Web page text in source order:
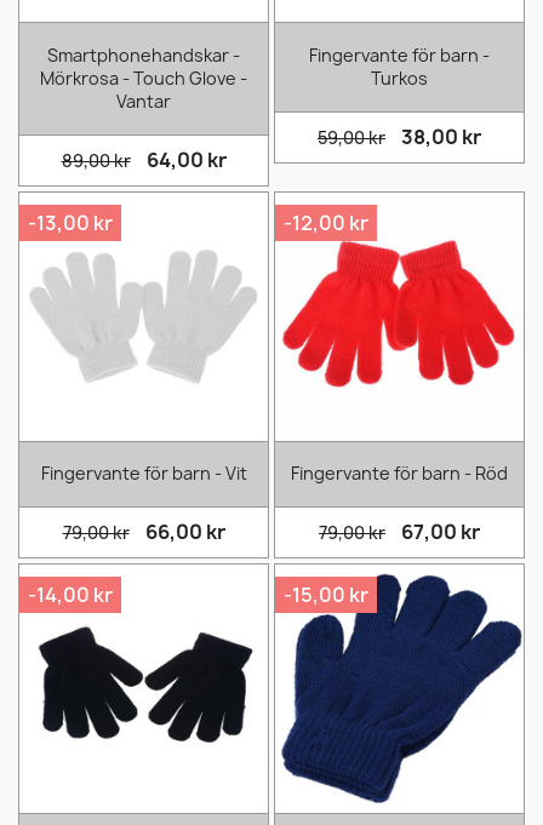
Smartphonehandskar -
Mörkrosa - Touch Glove -
Vantar
89,00 kr 64,00 kr
Fingervante för barn -
Turkos
59,00 kr 38,00 kr
Fingervante för barn - Vit
79,00 kr 66,00 kr
-13,00 kr
Fingervante för barn - Röd
79,00 kr 67,00 kr
-12,00 kr
-14,00 kr -15,00 kr